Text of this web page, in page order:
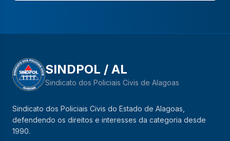
SINDPOL / AL
Sindicato dos Policiais Civis de Alagoas
Sindicato dos Policiais Civis do Estado de Alagoas,
defendendo os direitos e interesses da categoria desde
1990.